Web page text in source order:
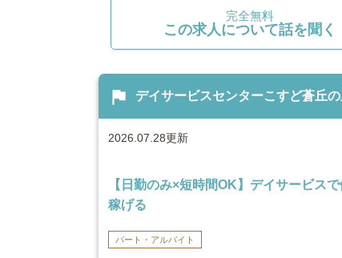
完全無料
この求人について話を聞く
flag デイサービスセンターこすど蒼丘
2026.07.28更新
【日勤のみ×短時間OK】デイサービス
稼げる
パート・アルバイト